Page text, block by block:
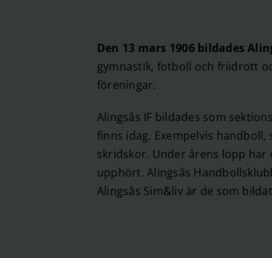
Den 13 mars 1906 bildades
gymnastik, fotboll och friidrott
föreningar.
Alingsås IF bildades som
finns idag. Exempelvis
skridskor. Under årens lopp
upphört. Alingsås
Alingsås Sim&liv är de som